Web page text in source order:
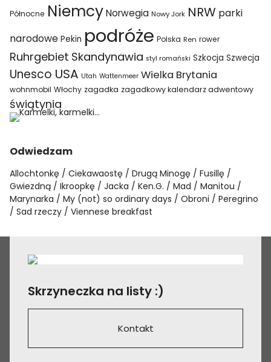
Północne Niemcy Norwegia Nowy Jork NRW parki
narodowe Pekin podróże Polska Ren rower
Ruhrgebiet Skandynawia styl romański Szkocja Szwecja
Unesco USA Utah Wattenmeer Wielka Brytania
wohnmobil Włochy zagadka zagadkowy kalendarz adwentowy
świątynia
Odwiedzam
Allochtonkę Ciekawaostę Drugą Minogę
Fusillę
Gwiezdną
Ikroopkę Jacka Ken.G. Mad
Manitou
Marynarka
My (not) so ordinary days Obroni
Peregrino
Sad rzeczy
Viennese breakfast
Skrzyneczka na listy :)
Kontakt